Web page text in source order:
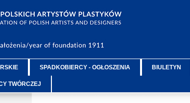
SPADKOBIERCY - OGŁOSZENIA BIULETYN
TWÓRCZEJ